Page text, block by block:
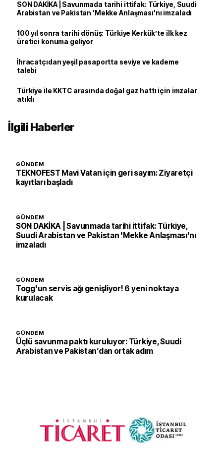
SON DAKİKA | Savunmada tarihi ittifak: Türkiye, Suudi
Arabistan ve Pakistan 'Mekke Anlaşması'nı imzaladı
100 yıl sonra tarihi dönüş: Türkiye Kerkük’te ilk kez
üretici konuma geliyor
İhracatçıdan yeşil pasaportta seviye ve kademe
talebi
Türkiye ile KKTC arasında doğal gaz hattı için imzalar
atıldı
İlgili Haberler
GÜNDEM
TEKNOFEST Mavi Vatan için geri sayım: Ziyaretçi
kayıtları başladı
GÜNDEM
SON DAKİKA | Savunmada tarihi ittifak: Türkiye,
Suudi Arabistan ve Pakistan 'Mekke Anlaşması'nı
imzaladı
GÜNDEM
Togg'un servis ağı genişliyor! 6 yeni noktaya
kurulacak
GÜNDEM
Üçlü savunma paktı kuruluyor: Türkiye, Suudi
Arabistan ve Pakistan’dan ortak adım